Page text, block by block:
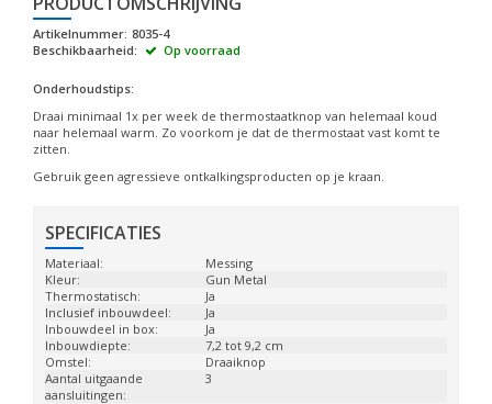
Artikelnummer: 8035-4
Beschikbaarheid:
Op voorraad
Onderhoudstips:
Draai minimaal 1x per week de thermostaatknop van helemaal koud
naar helemaal warm. Zo voorkom je dat de thermostaat vast komt te
zitten.
Gebruik geen agressieve ontkalkingsproducten op je kraan.
SPECIFICATIES
Materiaal:
Messing
Kleur:
Gun Metal
Thermostatisch:
Ja
Inclusief inbouwdeel:
Ja
Inbouwdeel in box:
Ja
Inbouwdiepte:
7,2 tot 9,2 cm
Omstel:
Draaiknop
Aantal uitgaande
aansluitingen:
3